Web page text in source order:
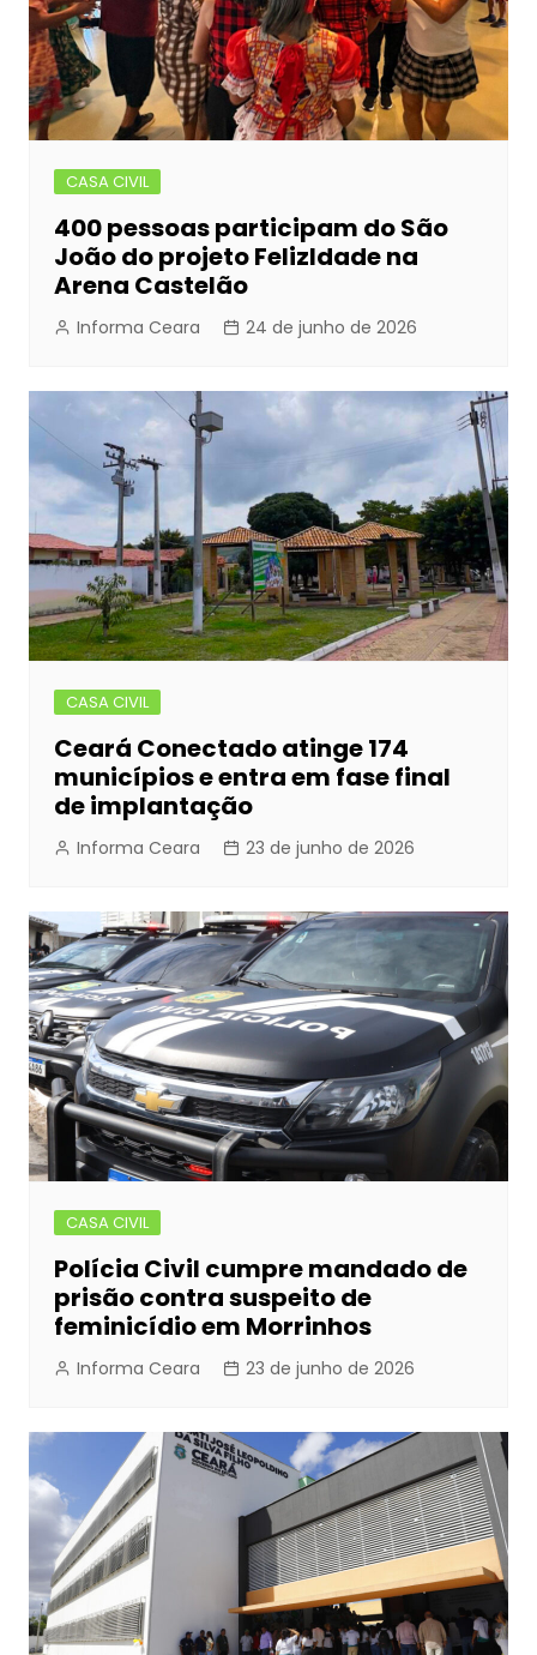
CASA CIVIL
400 pessoas participam do São
João do projeto FelizIdade na
Arena Castelão
Informa Ceara 24 de junho de 2026
CASA CIVIL
Ceará Conectado atinge 174
municípios e entra em fase final
de implantação
Informa Ceara 23 de junho de 2026
CASA CIVIL
Polícia Civil cumpre mandado de
prisão contra suspeito de
feminicídio em Morrinhos
Informa Ceara 23 de junho de 2026